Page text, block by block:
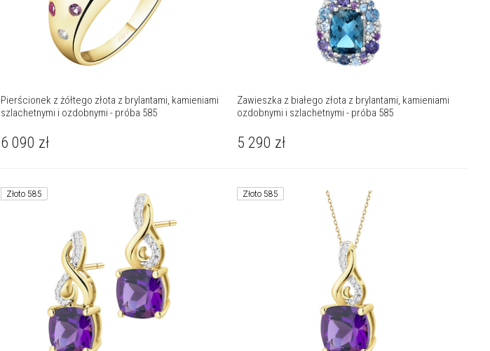
Pierścionek z żółtego złota z brylantami, kamieniami
szlachetnymi i ozdobnymi - próba 585
6 090 zł
Zawieszka z białego złota z brylantami, kamieniami
ozdobnymi i szlachetnymi - próba 585
5 290 zł
Złoto 585 Złoto 585